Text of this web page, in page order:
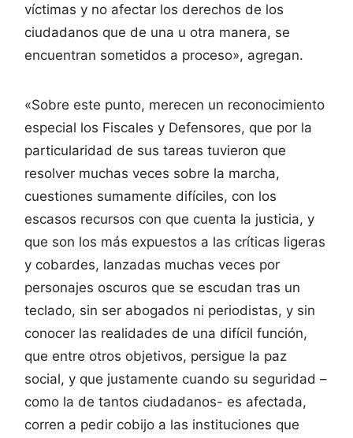
víctimas y no afectar los derechos de los
ciudadanos que de una u otra manera, se
encuentran sometidos a proceso», agregan.
«Sobre este punto, merecen un reconocimiento
especial los Fiscales y Defensores, que por la
particularidad de sus tareas tuvieron que
resolver muchas veces sobre la marcha,
cuestiones sumamente difíciles, con los
escasos recursos con que cuenta la justicia, y
que son los más expuestos a las críticas ligeras
y cobardes, lanzadas muchas veces por
personajes oscuros que se escudan tras un
teclado, sin ser abogados ni periodistas, y sin
conocer las realidades de una difícil función,
que entre otros objetivos, persigue la paz
social, y que justamente cuando su seguridad –
como la de tantos ciudadanos- es afectada,
corren a pedir cobijo a las instituciones que